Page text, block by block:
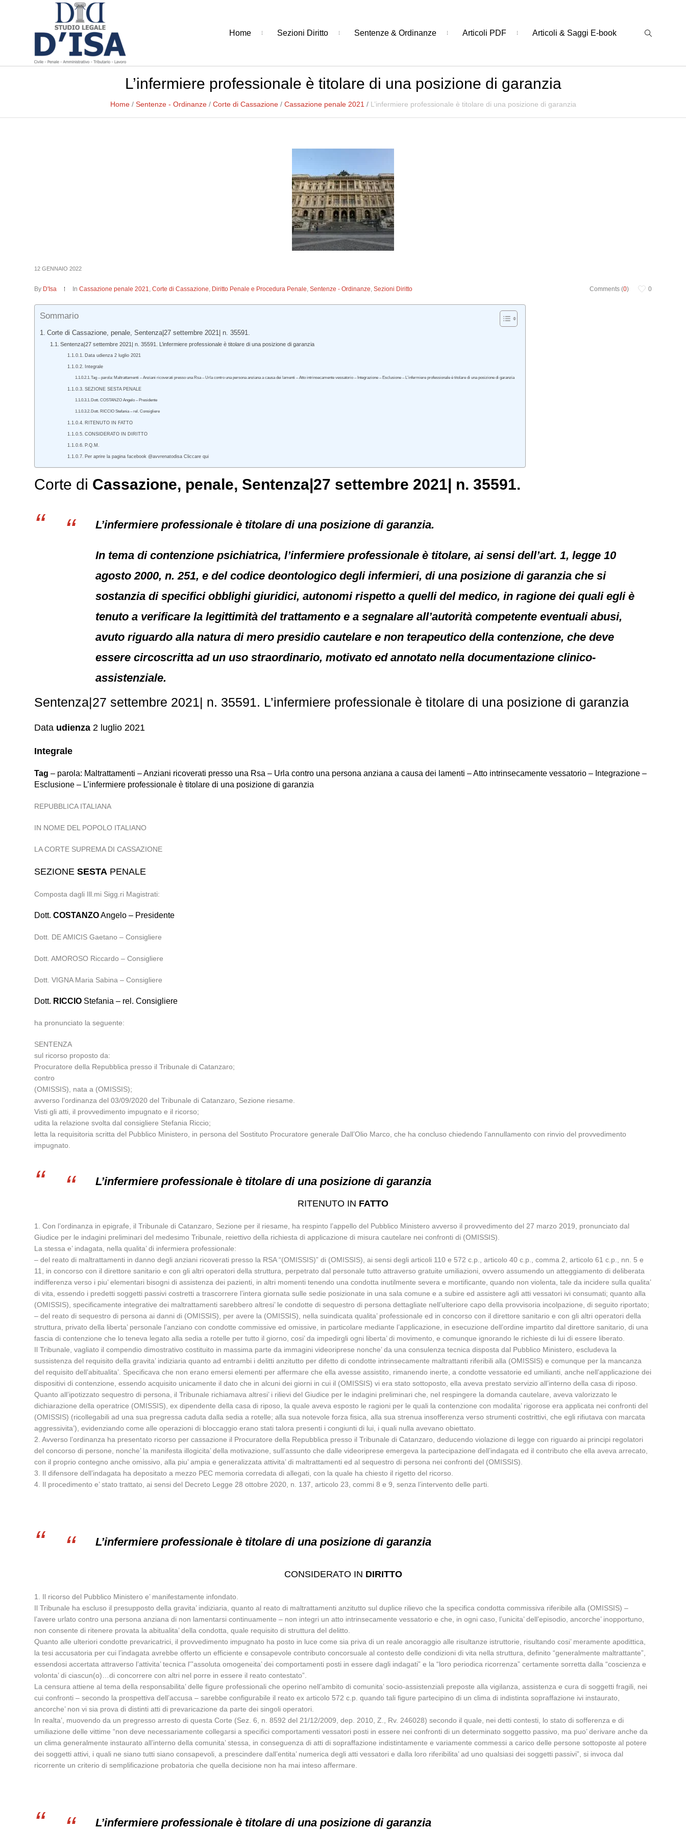
Home Sezioni Diritto Sentenze & Ordinanze Articoli PDF Articoli & Saggi E-book
L’infermiere professionale è titolare di una posizione di garanzia
Home / Sentenze - Ordinanze / Corte di Cassazione / Cassazione penale 2021 / L’infermiere professionale è titolare di una posizione di garanzia
12 GENNAIO 2022
Comments (0) 0
By D'Isa InCassazione penale 2021,Corte di Cassazione, Diritto Penale e Procedura Penale,Sentenze - Ordinanze,Sezioni Diritto
Sommario
Corte di Cassazione, penale, Sentenza|27 settembre 2021| n. 35591.
Sentenza|27 settembre 2021| n. 35591. L’infermiere professionale è titolare di una posizione di garanzia
Data udienza 2 luglio 2021
Integrale
Tag – parola: Maltrattamenti – Anziani ricoverati presso una Rsa – Urla contro una persona anziana a causa dei lamenti – Atto intrinsecamente vessatorio – Integrazione – Esclusione – L’infermiere professionale è titolare di una posizione di garanzia
SEZIONE SESTA PENALE
Dott. COSTANZO Angelo – Presidente
Dott. RICCIO Stefania – rel. Consigliere
RITENUTO IN FATTO
CONSIDERATO IN DIRITTO
P.Q.M.
Per aprire la pagina facebook @avvrenatodisa Cliccare qui
Corte di Cassazione, penale, Sentenza|27 settembre 2021| n. 35591.
L’infermiere professionale è titolare di una posizione di garanzia.
In tema di contenzione psichiatrica, l’infermiere professionale è titolare, ai sensi dell’art. 1, legge 10
agosto 2000, n. 251, e del codice deontologico degli infermieri, di una posizione di garanzia che si
sostanzia di specifici obblighi giuridici, autonomi rispetto a quelli del medico, in ragione dei quali egli è
tenuto a verificare la legittimità del trattamento e a segnalare all’autorità competente eventuali abusi,
avuto riguardo alla natura di mero presidio cautelare e non terapeutico della contenzione, che deve
essere circoscritta ad un uso straordinario, motivato ed annotato nella documentazione clinico-
assistenziale.
Sentenza|27 settembre 2021| n. 35591. L’infermiere professionale è titolare di una posizione di garanzia
Data udienza 2 luglio 2021
Integrale
Tag – parola: Maltrattamenti – Anziani ricoverati presso una Rsa – Urla contro una persona anziana a causa dei lamenti – Atto intrinsecamente vessatorio – Integrazione –
Esclusione – L’infermiere professionale è titolare di una posizione di garanzia
REPUBBLICA ITALIANA
IN NOME DEL POPOLO ITALIANO
LA CORTE SUPREMA DI CASSAZIONE
SEZIONESESTA PENALE
Composta dagli Ill.mi Sigg.ri Magistrati:
Dott.COSTANZOAngelo – Presidente
Dott. DE AMICIS Gaetano – Consigliere
Dott. AMOROSO Riccardo – Consigliere
Dott. VIGNA Maria Sabina – Consigliere
Dott. RICCIO Stefania – rel. Consigliere
ha pronunciato la seguente:
SENTENZA
sul ricorso proposto da:
Procuratore della Repubblica presso il Tribunale di Catanzaro;
contro
(OMISSIS), nata a (OMISSIS);
avverso l’ordinanza del 03/09/2020 del Tribunale di Catanzaro, Sezione riesame.
Visti gli atti, il provvedimento impugnato e il ricorso;
udita la relazione svolta dal consigliere Stefania Riccio;
letta la requisitoria scritta del Pubblico Ministero, in persona del Sostituto Procuratore generale Dall’Olio Marco, che ha concluso chiedendo l’annullamento con rinvio del provvedimento
impugnato.
L’infermiere professionale è titolare di una posizione di garanzia
RITENUTO IN FATTO
1. Con l’ordinanza in epigrafe, il Tribunale di Catanzaro, Sezione per il riesame, ha respinto l’appello del Pubblico Ministero avverso il provvedimento del 27 marzo 2019, pronunciato dal
Giudice per le indagini preliminari del medesimo Tribunale, reiettivo della richiesta di applicazione di misura cautelare nei confronti di (OMISSIS).
La stessa e’ indagata, nella qualita’ di infermiera professionale:
– del reato di maltrattamenti in danno degli anziani ricoverati presso la RSA “(OMISSIS)” di (OMISSIS), ai sensi degli articoli 110 e 572 c.p., articolo 40 c.p., comma 2, articolo 61 c.p., nn. 5 e
11, in concorso con il direttore sanitario e con gli altri operatori della struttura, perpetrato dal personale tutto attraverso gratuite umiliazioni, ovvero assumendo un atteggiamento di deliberata
indifferenza verso i piu’ elementari bisogni di assistenza dei pazienti, in altri momenti tenendo una condotta inutilmente severa e mortificante, quando non violenta, tale da incidere sulla qualita’
di vita, essendo i predetti soggetti passivi costretti a trascorrere l’intera giornata sulle sedie posizionate in una sala comune e a subire ed assistere agli atti vessatori ivi consumati; quanto alla
(OMISSIS), specificamente integrative dei maltrattamenti sarebbero altresi’ le condotte di sequestro di persona dettagliate nell’ulteriore capo della provvisoria incolpazione, di seguito riportato;
– del reato di sequestro di persona ai danni di (OMISSIS), per avere la (OMISSIS), nella suindicata qualita’ professionale ed in concorso con il direttore sanitario e con gli altri operatori della
struttura, privato della liberta’ personale l’anziano con condotte commissive ed omissive, in particolare mediante l’applicazione, in esecuzione dell’ordine impartito dal direttore sanitario, di una
fascia di contenzione che lo teneva legato alla sedia a rotelle per tutto il giorno, cosi’ da impedirgli ogni liberta’ di movimento, e comunque ignorando le richieste di lui di essere liberato.
Il Tribunale, vagliato il compendio dimostrativo costituito in massima parte da immagini videoriprese nonche’ da una consulenza tecnica disposta dal Pubblico Ministero, escludeva la
sussistenza del requisito della gravita’ indiziaria quanto ad entrambi i delitti anzitutto per difetto di condotte intrinsecamente maltrattanti riferibili alla (OMISSIS) e comunque per la mancanza
del requisito dell’abitualita’. Specificava che non erano emersi elementi per affermare che ella avesse assistito, rimanendo inerte, a condotte vessatorie ed umilianti, anche nell’applicazione dei
dispositivi di contenzione, essendo acquisito unicamente il dato che in alcuni dei giorni in cui il (OMISSIS) vi era stato sottoposto, ella aveva prestato servizio all’interno della casa di riposo.
Quanto all’ipotizzato sequestro di persona, il Tribunale richiamava altresi’ i rilievi del Giudice per le indagini preliminari che, nel respingere la domanda cautelare, aveva valorizzato le
dichiarazione della operatrice (OMISSIS), ex dipendente della casa di riposo, la quale aveva esposto le ragioni per le quali la contenzione con modalita’ rigorose era applicata nei confronti del
(OMISSIS) (ricollegabili ad una sua pregressa caduta dalla sedia a rotelle; alla sua notevole forza fisica, alla sua strenua insofferenza verso strumenti costrittivi, che egli rifiutava con marcata
aggressivita’), evidenziando come alle operazioni di bloccaggio erano stati talora presenti i congiunti di lui, i quali nulla avevano obiettato.
2. Avverso l’ordinanza ha presentato ricorso per cassazione il Procuratore della Repubblica presso il Tribunale di Catanzaro, deducendo violazione di legge con riguardo ai principi regolatori
del concorso di persone, nonche’ la manifesta illogicita’ della motivazione, sull’assunto che dalle videoriprese emergeva la partecipazione dell’indagata ed il contributo che ella aveva arrecato,
con il proprio contegno anche omissivo, alla piu’ ampia e generalizzata attivita’ di maltrattamenti ed al sequestro di persona nei confronti del (OMISSIS).
3. Il difensore dell’indagata ha depositato a mezzo PEC memoria corredata di allegati, con la quale ha chiesto il rigetto del ricorso.
4. Il procedimento e’ stato trattato, ai sensi del Decreto Legge 28 ottobre 2020, n. 137, articolo 23, commi 8 e 9, senza l’intervento delle parti.
L’infermiere professionale è titolare di una posizione di garanzia
CONSIDERATO IN DIRITTO
1. Il ricorso del Pubblico Ministero e’ manifestamente infondato.
Il Tribunale ha escluso il presupposto della gravita’ indiziaria, quanto al reato di maltrattamenti anzitutto sul duplice rilievo che la specifica condotta commissiva riferibile alla (OMISSIS) –
l’avere urlato contro una persona anziana di non lamentarsi continuamente – non integri un atto intrinsecamente vessatorio e che, in ogni caso, l’unicita’ dell’episodio, ancorche’ inopportuno,
non consente di ritenere provata la abitualita’ della condotta, quale requisito di struttura del delitto.
Quanto alle ulteriori condotte prevaricatrici, il provvedimento impugnato ha posto in luce come sia priva di un reale ancoraggio alle risultanze istruttorie, risultando cosi’ meramente apodittica,
la tesi accusatoria per cui l’indagata avrebbe offerto un efficiente e consapevole contributo concorsuale al contesto delle condizioni di vita nella struttura, definito “generalmente maltrattante”,
essendosi accertata attraverso l’attivita’ tecnica l'”assoluta omogeneita’ dei comportamenti posti in essere dagli indagati” e la “loro periodica ricorrenza” certamente sorretta dalla “coscienza e
volonta’ di ciascun(o)…di concorrere con altri nel porre in essere il reato contestato”.
La censura attiene al tema della responsabilita’ delle figure professionali che operino nell’ambito di comunita’ socio-assistenziali preposte alla vigilanza, assistenza e cura di soggetti fragili, nei
cui confronti – secondo la prospettiva dell’accusa – sarebbe configurabile il reato ex articolo 572 c.p. quando tali figure partecipino di un clima di indistinta sopraffazione ivi instaurato,
ancorche’ non vi sia prova di distinti atti di prevaricazione da parte dei singoli operatori.
In realta’, muovendo da un pregresso arresto di questa Corte (Sez. 6, n. 8592 del 21/12/2009, dep. 2010, Z., Rv. 246028) secondo il quale, nei detti contesti, lo stato di sofferenza e di
umiliazione delle vittime “non deve necessariamente collegarsi a specifici comportamenti vessatori posti in essere nei confronti di un determinato soggetto passivo, ma puo’ derivare anche da
un clima generalmente instaurato all’interno della comunita’ stessa, in conseguenza di atti di sopraffazione indistintamente e variamente commessi a carico delle persone sottoposte al potere
dei soggetti attivi, i quali ne siano tutti siano consapevoli, a prescindere dall’entita’ numerica degli atti vessatori e dalla loro riferibilita’ ad uno qualsiasi dei soggetti passivi”, si invoca dal
ricorrente un criterio di semplificazione probatoria che quella decisione non ha mai inteso affermare.
L’infermiere professionale è titolare di una posizione di garanzia